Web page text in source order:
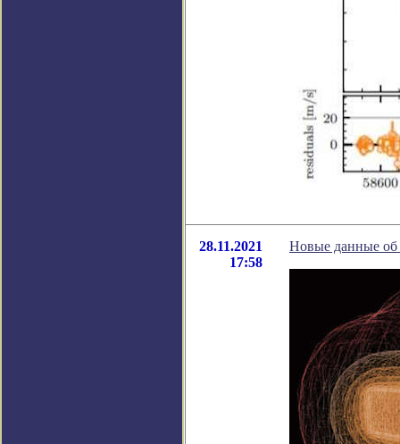
28.11.2021
17:58
Новые данные об